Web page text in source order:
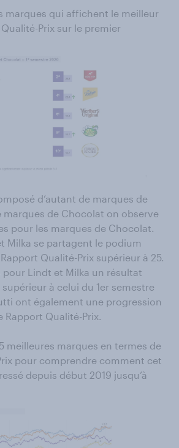
marques qui affichent le meilleur
Prix sur le premier
d’autant de marques de
marques de Chocolat on observe
pour les marques de Chocolat.
Milka se partagent le podium
Qualité-Prix supérieur à 25.
pour Lindt et Milka un résultat
à celui du 1er semestre
ont également une progression
Rapport Qualité-Prix.
meilleures marques en termes de
pour comprendre comment cet
depuis début 2019 jusqu’à